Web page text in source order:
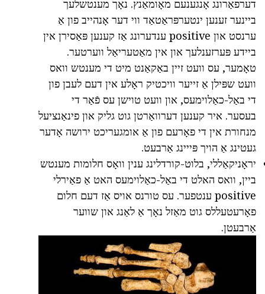
דערפאַרונג אָנגענעם מאָומאַנץ. נאָך מענטשלעך
ביינער זענען ינטערפּראַטאַד ווי דער אָנהייב פון אַ
ערנסט און positive ענדערונג אַז קענען פּאַסירן אין
ביידע פּערזענלעך און אין מאַטעריאַל ווערטער.
טאָמער, עס וועט זיין באַקאַנט מיט די מענטש וואס
וועט שפּילן אַ זייער וויכטיק ראָלע אין דעם לעבן פון
די באַל-כאַלוימעס, און וועט טוישן עס פֿאַר די
בעסער. איר קענען דערוואַרטן גוט גליק און פינאַנציעל
מנחורת אין די פאָרעם פון אַ אומגעריכט ירושה אָדער
געטינג אַ הויך פּייינג אַרבעט.
יראָניקאַללי, בלוט-קורדלינג ענין וואָס חלומות מענטש
ביין, וואס האלט די באַל-כאַלוימעס האט אַ פאַירלי
positive ענטפער. עס טורנס אויס אַז דעם חלום
פאָרעטעללס גוט מאַזל נאָך אַ לאַנג און שווער
אַרבעטן.